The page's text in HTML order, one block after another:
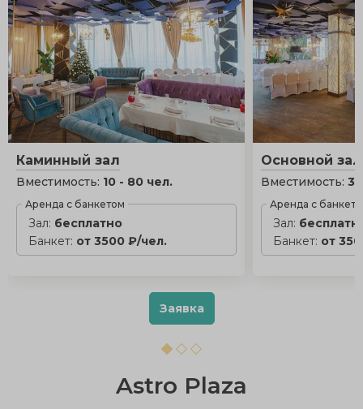
Каминный зал
Вместимость: 10 - 80 чел.
Аренда с банкетом
Зал: бесплатно
Банкет: от 3500 ₽/чел.
Основной зал
Вместимость:
Аренда с
Зал:
Банкет: от
Заявка
Astro Plaza